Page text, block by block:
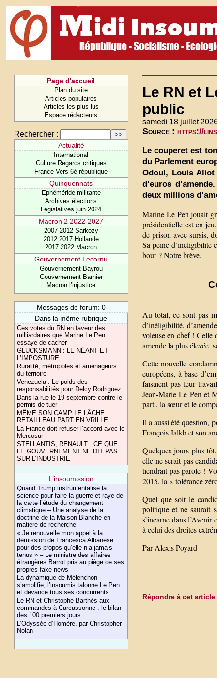
Page d'accueil
Plan du site
Articles populaires
Articles les plus lus
Espace rédacteurs
Rechercher :
Actualité
International
Culture Regards critiques
France Vers 6è république
Quinquennats
Ephéméride militante
Archives élections
Législatives juin 2024
Macron 2 2022-2027
2007 2012 Sarkozy
2012 2017 Hollande
2017 2022 Macron
Gouvernement Lecornu
Gouvernement Bayrou
Gouvernement Barnier
Macron l’injustice
Messages de forum: 0
Dans la même rubrique
Ces votes du RN en faveur des
milliardaires que Marine Le Pen
essaye de cacher
GLUCKSMANN : LE NÉANT ET
L’IMPOSTURE
Ruralité, métropoles et aménageurs
du terrioire
Venezuela : Le poids des
responsabilités pour Delcy Rodriguez
Dans la rue le 19 septembre contre le
permis de tuer
MÊME SON CAMP LE LÂCHE :
RETAILLEAU PART EN VRILLE
La France doit refuser l’accord avec le
Mercosur !
STELLANTIS, RENAULT : CE QUE
LE GOUVERNEMENT NE DIT PAS
SUR L’INDUSTRIE
L’insoumission
Quand Trump instrumentalise la
science pour faire la guerre et raye de
la carte l’étude du changement
climatique – Une analyse de la
doctrine de la Maison Blanche en
matière de recherche
« Je renouvelle mon appel à la
démission de Francesca Albanese
pour des propos qu’elle n’a jamais
tenus » – Le ministre des affaires
étrangères Barrot pris au piège de ses
propres fake news
La dynamique de Mélenchon
s’amplifie, l’insoumis talonne Le Pen
et devance tous ses concurrents
Le RN et Christophe Barthès aux
commandes à Carcassonne : le bilan
des 100 premiers jours
L’Odyssée d’Homère, par Christopher
Nolan
Le RN et
public
samedi 18 juillet
Source : https://
Le couperet est
du Parlement
Odoul, Louis
d’euros
deux millions
Marine Le Pen jouait
présidentielle est en
de prison avec sursis,
Sa peine d’inéligibilité
bout ? Notre brève.
Au total, ce sont pas
d’inéligibilité,
voleuse en chef ! Celle
amende la plus élevée,
Cette nouvelle
européens, à base
faisaient pas leur
Jean-Marie Le Pen et
parti, la sœur et le
Il a aussi été question,
François Jalkh et son
Quelques jours plus
elle ne serait pas
tiendrait pas parole !
2015, la « tolérance
Quel que soit le
politique et ne saurait
s’incarne dans
à celui des droites
Par Alexis Poyard
Répondre à cet article